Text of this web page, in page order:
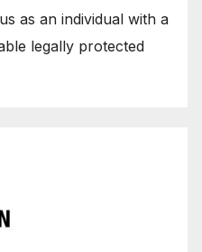
as an individual with a
legally protected